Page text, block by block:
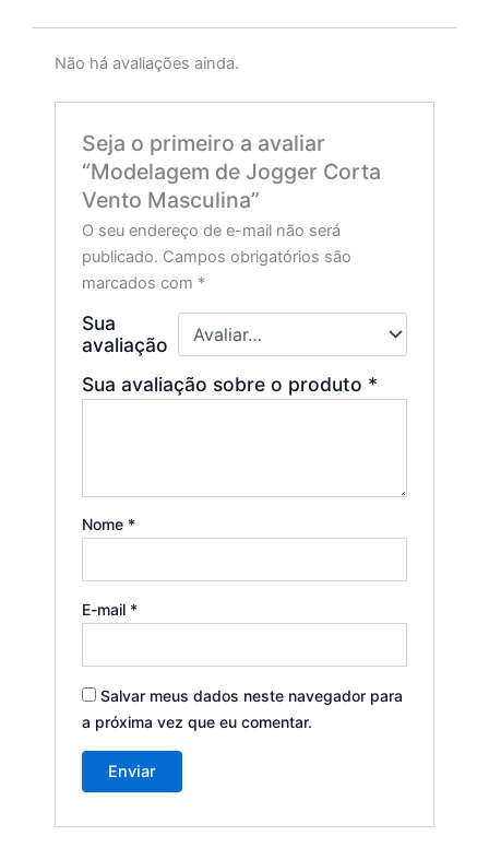
Não há avaliações ainda.
Seja o primeiro a avaliar
“Modelagem de Jogger Corta
Vento Masculina”
O seu endereço de e-mail não será
publicado. Campos obrigatórios são
marcados com *
Sua
avaliação
Sua avaliação sobre o produto *
Nome *
E-mail *
Salvar meus dados neste navegador para
a próxima vez que eu comentar.